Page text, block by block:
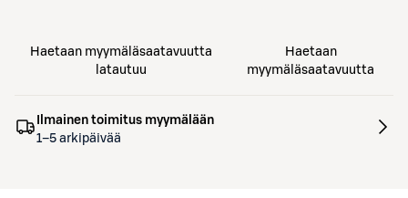
Haetaan myymäläsaatavuutta
latautuu
Haetaan
myymäläsaatavuutta
Ilmainen toimitus myymälään
1–5 arkipäivää